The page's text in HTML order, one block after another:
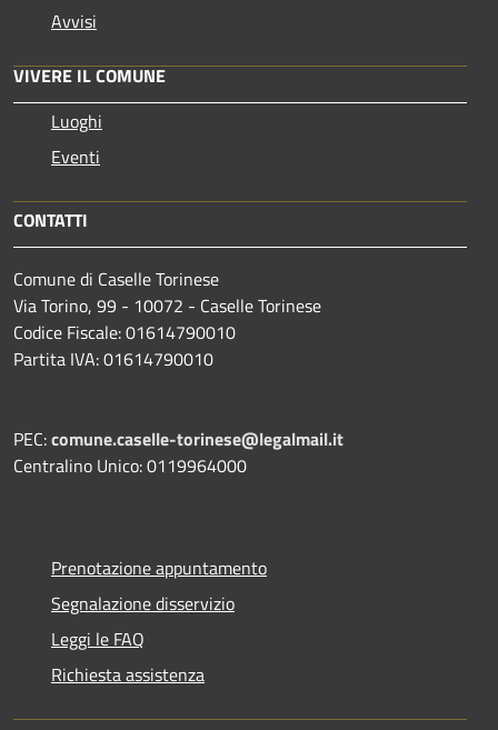
Avvisi
VIVERE IL COMUNE
Luoghi
Eventi
CONTATTI
Comune di Caselle Torinese
Via Torino, 99 - 10072 - Caselle Torinese
Codice Fiscale: 01614790010
Partita IVA: 01614790010
PEC:comune.caselle-torinese@legalmail.it
Centralino Unico: 0119964000
Prenotazione appuntamento
Segnalazione disservizio
Leggi le FAQ
Richiesta assistenza